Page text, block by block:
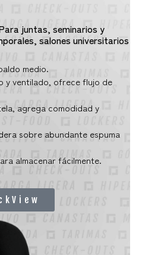
juntas, seminarios y
salones universitarios
medio.
y ventilado, ofrece flujo de
agrega comodidad y
sobre abundante espuma
almacenar fácilmente.